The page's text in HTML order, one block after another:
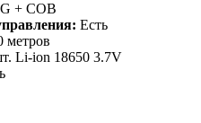
+ COB
Есть
метров
Li-ion 18650 3.7V